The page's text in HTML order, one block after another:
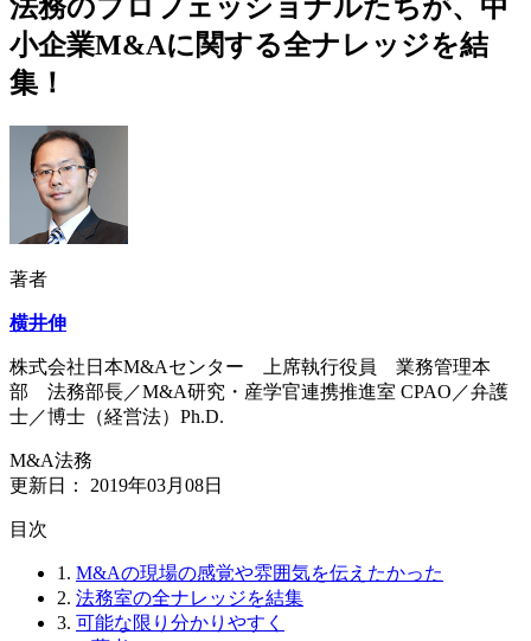
法務のプロフェッショナルたちが、中
小企業M&Aに関する全ナレッジを結
集！
著者
横井伸
株式会社日本M&Aセンター 上席執行役員 業務管理本
部 法務部長／M&A研究・産学官連携推進室 CPAO／弁護
士／博士（経営法）Ph.D.
M&A法務
更新日： 2019年03月08日
⽬次
1. M&Aの現場の感覚や雰囲気を伝えたかった
2. 法務室の全ナレッジを結集
3. 可能な限り分かりやすく